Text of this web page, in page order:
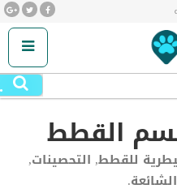
القطط
للقطط, التحصينات,